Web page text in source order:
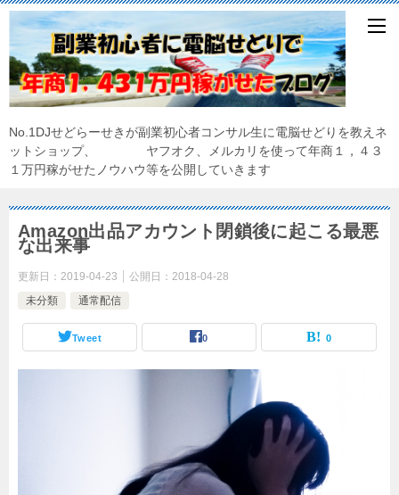
No.1DJせどらーせきが副業初心者コンサル生に電脳せどりを教えネ
ットショップ、 ヤフオク、メルカリを使って年商１，４３
１万円稼がせたノウハウ等を公開していきます
Amazon出品アカウント閉鎖後に起こる最悪
な出来事
更新日： 2019-04-23 公開日： 2018-04-28
未分類
通常配信
Tweet 0 0